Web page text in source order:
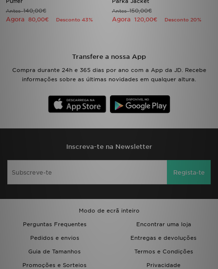
Antes140,00€
Agora 80,00€ Desconto 43%
Antes150,00€
Agora 120,00€ Desconto 20%
Transfere a nossa App
Compra durante 24h e 365 dias por ano com a App da JD. Recebe
informações sobre as últimas novidades em qualquer altura.
Inscreva-te na Newsletter
Regista-te
Modo de ecrã inteiro
Perguntas Frequentes
Encontrar uma loja
Pedidos e envios
Entregas e devoluções
Guia de Tamanhos
Termos e Condições
Promoções e Sorteios
Privacidade